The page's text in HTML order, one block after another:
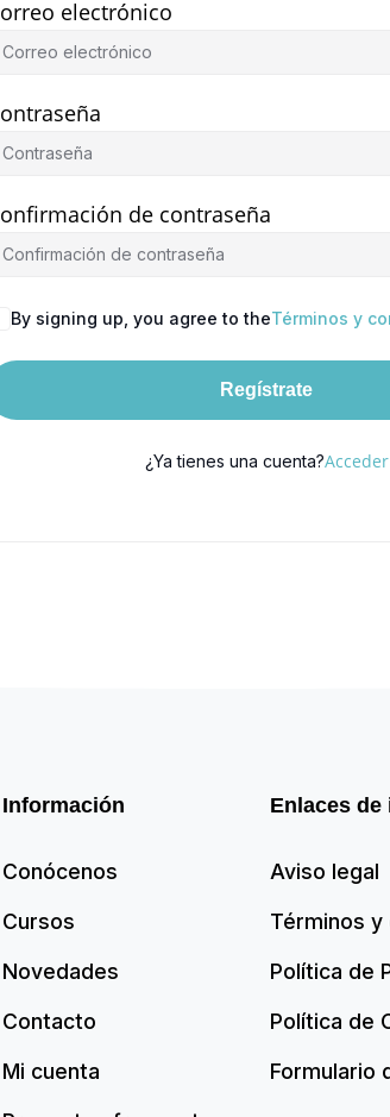
electrónico
de contraseña
By signing up, you agree to theTérminos y
Regístrate
¿Ya tienes una cuenta?Acceder
Información
Conócenos
Cursos
Novedades
Contacto
Mi cuenta
Enlaces de
Aviso legal
Términos y
Política de
Política de
Formulario